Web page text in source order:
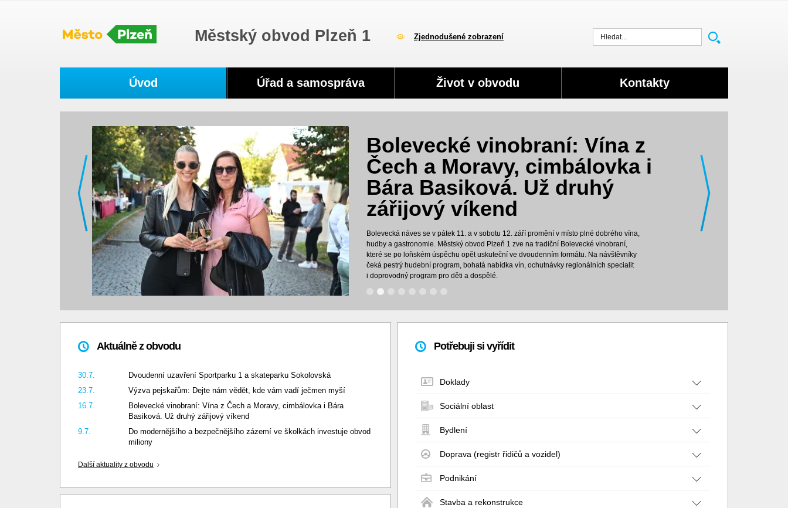
Městský obvod Plzeň 1 Zjednodušené zobrazení
Bolevecké vinobraní: Vína z
Čech a Moravy, cimbálovka i
Bára Basiková. Už druhý
zářijový víkend
Bolevecká náves se v pátek 11. a v sobotu 12. září promění v místo plné dobrého vína,
hudby a gastronomie. Městský obvod Plzeň 1 zve na tradiční Bolevecké vinobraní,
které se po loňském úspěchu opět uskuteční ve dvoudenním formátu. Na návštěvníky
čeká pestrý hudební program, bohatá nabídka vín, ochutnávky regionálních specialit
i doprovodný program pro děti a dospělé.
Aktuálně z obvodu
30.7.
Dvoudenní uzavření Sportparku 1 a skateparku Sokolovská
23.7.
Výzva pejskařům: Dejte nám vědět, kde vám vadí ječmen myší
16.7.
Bolevecké vinobraní: Vína z Čech a Moravy, cimbálovka i Bára
Basiková. Už druhý zářijový víkend
9.7.
Do modernějšího a bezpečnějšího zázemí ve školkách investuje obvod
miliony
Další aktuality z obvodu
Potřebuji si vyřídit
Doklady
Sociální oblast
Bydlení
Doprava (registr řidičů a vozidel)
Podnikání
Stavba a rekonstrukce
Úvod Úřad a samospráva Život v obvodu Kontakty